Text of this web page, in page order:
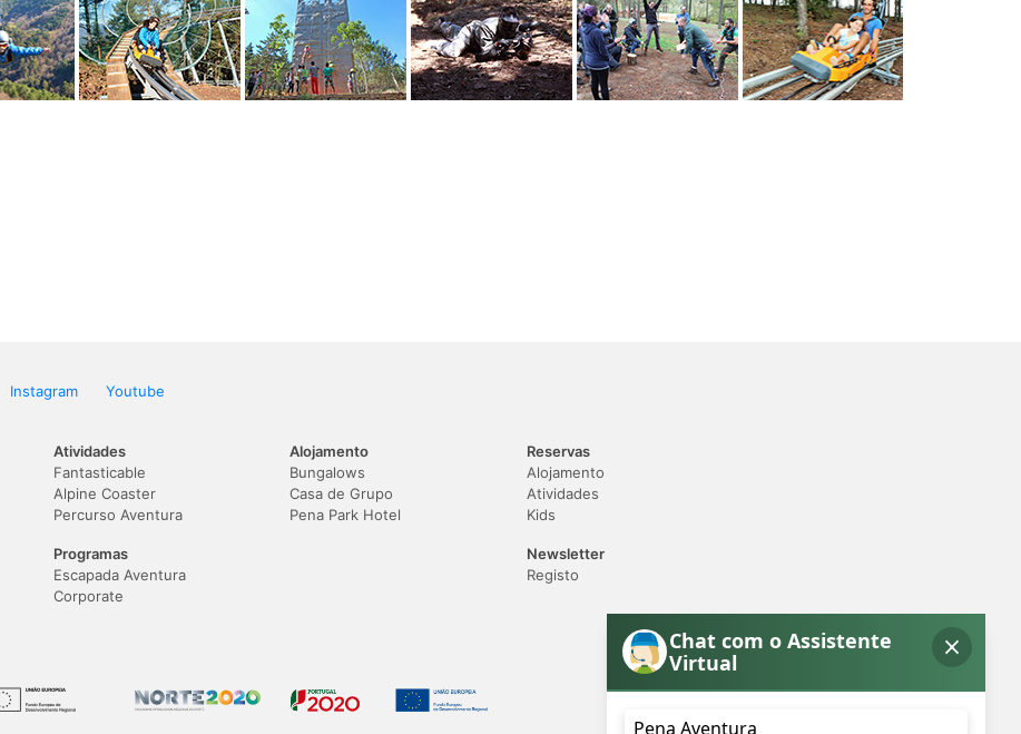
Instagram Youtube
Atividades
Fantasticable
Alpine Coaster
Percurso Aventura
Programas
Escapada Aventura
Corporate
Alojamento
Bungalows
Casa de Grupo
Pena Park Hotel
Reservas
Alojamento
Atividades
Kids
Newsletter
Registo